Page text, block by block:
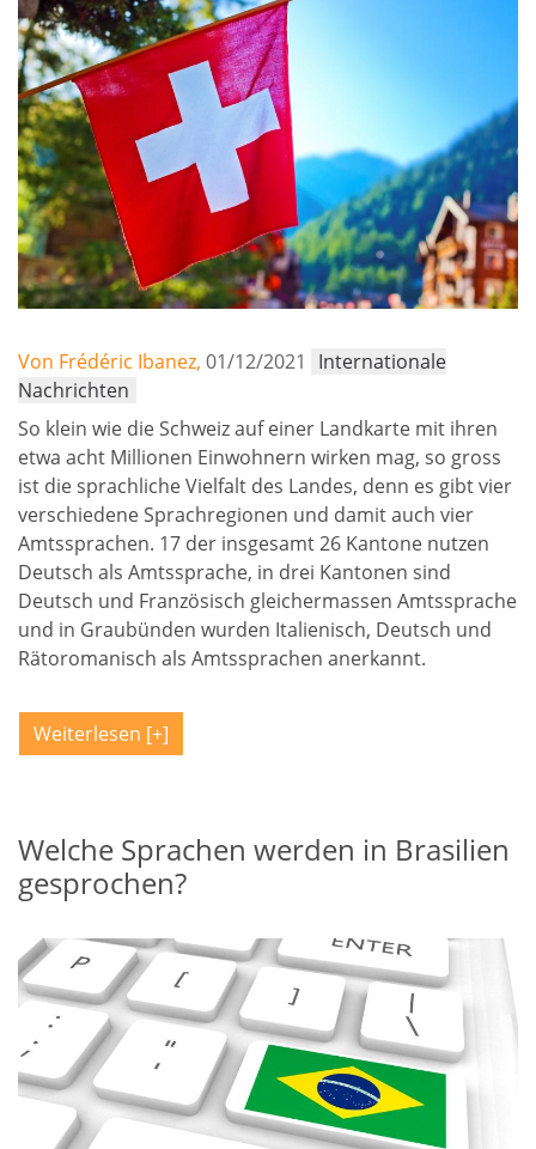
Von Frédéric Ibanez, 01/12/2021
Internationale
Nachrichten
So klein wie die Schweiz auf einer Landkarte mit ihren
etwa acht Millionen Einwohnern wirken mag, so gross
ist die sprachliche Vielfalt des Landes, denn es gibt vier
verschiedene Sprachregionen und damit auch vier
Amtssprachen. 17 der insgesamt 26 Kantone nutzen
Deutsch als Amtssprache, in drei Kantonen sind
Deutsch und Französisch gleichermassen Amtssprache
und in Graubünden wurden Italienisch, Deutsch und
Rätoromanisch als Amtssprachen anerkannt.
Weiterlesen
Welche Sprachen werden in Brasilien
gesprochen?